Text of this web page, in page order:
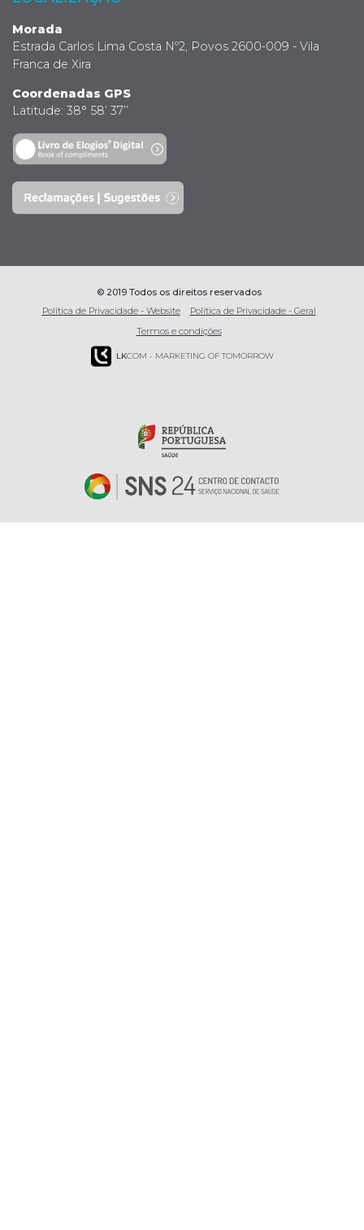
Morada
Estrada Carlos Lima Costa Nº2, Povos 2600-009 - Vila
Franca de Xira
Coordenadas GPS
Latitude: 38° 58’ 37’’
© 2019 Todos os direitos reservados
Política de Privacidade - Website
Política de Privacidade - Geral
Termos e condições
LKCOM - MARKETING OF TOMORROW